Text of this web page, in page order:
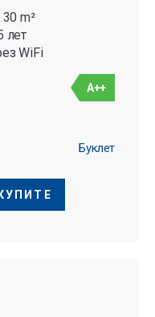
m²
лет
WiFi
A++
Буклет